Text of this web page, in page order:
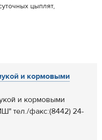
цыплят,
и кормовыми
и кормовыми
тел./факс:(8442) 24-